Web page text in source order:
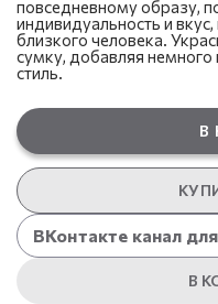
повседневному образу,
индивидуальность и
близкого человека.
сумку, добавляя немного
стиль.
В
ВКонтакте канал
В